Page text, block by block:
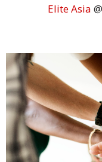
Elite Asia
Pariwisata
Teknologi
Keuangan
Klien
Studi
Kasus